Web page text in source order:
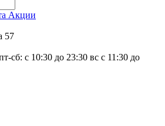
Акции
57
сб: c 10:30 до 23:30 вс с 11:30 до